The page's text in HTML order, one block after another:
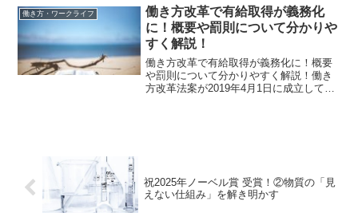
「働き方改革を推進するための関係法律
の整備に関する法律」...
働き方・ワークライフ
働き方改革で有給取得が義務化
に！概要や罰則について分かりや
すく解説！
働き方改革で有給取得が義務化に！概要
や罰則について分かりやすく解説！働き
方改革法案が2019年4月1日に成立して以
祝2025年ノーベル賞 受賞！②物質の「見
えない仕組み」を解き明かす